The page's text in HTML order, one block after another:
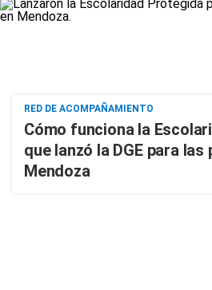
RED DE ACOMPAÑAMIENTO
Cómo funciona la
que lanzó la DGE para
Mendoza